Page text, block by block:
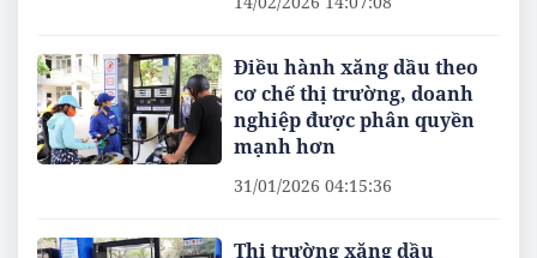
Điều hành xăng dầu theo
cơ chế thị trường, doanh
nghiệp được phân quyền
mạnh hơn
31/01/2026 04:15:36
Thị trường xăng dầu